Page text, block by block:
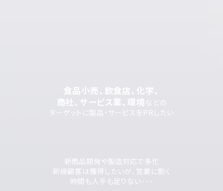
食品小売、飲食店、化学、
商社、サービス業、環境などの
ターゲットに製品・サービスをPRしたい
新商品開発や製造対応で多忙
新規顧客は獲得したいが、営業に割く
時間も人手も足りない･･･